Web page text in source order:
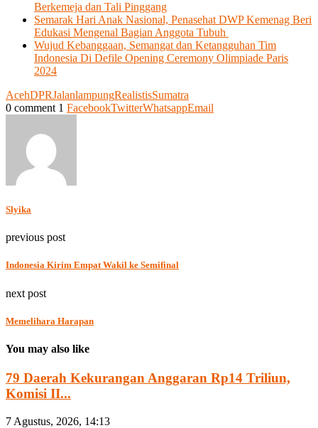
Berkemeja dan Tali Pinggang
Semarak Hari Anak Nasional, Penasehat DWP Kemenag Beri
Edukasi Mengenal Bagian Anggota Tubuh
Wujud Kebanggaan, Semangat dan Ketangguhan Tim
Indonesia Di Defile Opening Ceremony Olimpiade Paris
2024
AcehDPRJalanlampungRealistisSumatra
0 comment 1 FacebookTwitterWhatsappEmail
Slyika
previous post
Indonesia Kirim Empat Wakil ke Semifinal
next post
Memelihara Harapan
You may also like
79 Daerah Kekurangan Anggaran Rp14 Triliun,
Komisi II...
7 Agustus, 2026, 14:13